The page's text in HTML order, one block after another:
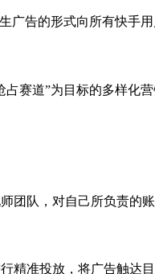
广告的形式向所有快手用
赛道”为目标的多样化营
队，对自己所负责的
准投放，将广告触达